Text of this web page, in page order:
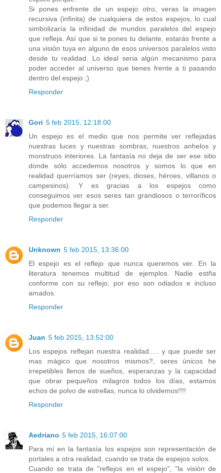
Si pones enfrente de un espejo otro, veras la imagen
recursiva (infinita) de cualquiera de estos espejos, lo cual
simbolizaría la infinidad de mundos paralelos del espejo
que refleja. Así que si te pones tu delante, estarás frente a
una visión tuya en alguno de esos universos paralelos visto
desde tu realidad. Lo ideal seria algún mecanismo para
poder acceder al universo que tienes frente a ti pasando
dentro del espejo ;)
Responder
Gori 5 feb 2015, 12:18:00
Un espejo es el medio que nos permite ver reflejadas
nuestras luces y nuestras sombras, nuestros anhelos y
monstruos interiores. La fantasía no deja de ser ese sitio
donde sólo accedemos nosotros y somos lo que en
realidad querríamos ser (reyes, dioses, héroes, villanos o
campesinos). Y es gracias a los espejos como
conseguimos ver esos seres tan grandiosos o terroríficos
que podemos llegar a ser.
Responder
Unknown 5 feb 2015, 13:36:00
El espejo es el reflejo que nunca queremos ver. En la
literatura tenemos multitud de ejemplos. Nadie estña
conforme con su reflejo, por eso son odiados e incluso
amados.
Responder
Juan 5 feb 2015, 13:52:00
Los espejos reflejan nuestra realidad..... y que puede ser
mas mágico que nosotros mismos?, seres únicos he
irrepetibles llenos de sueños, esperanzas y la capacidad
que obrar pequeños milagros todos los días, estamos
echos de polvo de estrellas, nunca lo olvidemos!!!!
Responder
Aedriano 5 feb 2015, 16:07:00
Para mí en la fantasía los espejos son representación de
portales a otra realidad, cuando se trata de espejos solos.
Cuando se trata de "reflejos en el espejo", "la visión de